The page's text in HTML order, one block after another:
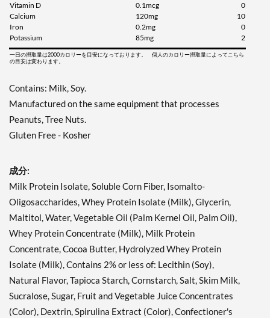
販売価格: C$29.32
ディスカウント％ 63%
カートに入れる »
11/1/26 12 bars
販売価格: C$23.45
ディスカウント％ 71%
Creme 12 bars
販売価格: C$29.32
SALE!
ディスカウント％ 63%
カートに入れる »
Hershey's Cookies 'n'
Creme USE BY 11/1/26 12
bars
販売価格: C$23.45
SALE!
Vitamin D
0.1mcg
0
Calcium
120mg
10
Iron
0.2mg
0
Potassium
85mg 2
一日の摂取量は2000カロリーを目安になっております。 個人のカロリー摂取量によってこちら
の目安は変わります。
Contains: Milk, Soy.
Manufactured on the same equipment that processes
Peanuts, Tree Nuts.
Gluten Free - Kosher
成分:
Milk Protein Isolate, Soluble Corn Fiber, Isomalto-
Oligosaccharides, Whey Protein Isolate (Milk), Glycerin,
Maltitol, Water, Vegetable Oil (Palm Kernel Oil, Palm Oil),
Whey Protein Concentrate (Milk), Milk Protein
Concentrate, Cocoa Butter, Hydrolyzed Whey Protein
Isolate (Milk), Contains 2% or less of: Lecithin (Soy),
Natural Flavor, Tapioca Starch, Cornstarch, Salt, Skim Milk,
Sucralose, Sugar, Fruit and Vegetable Juice Concentrates
(Color), Dextrin, Spirulina Extract (Color), Confectioner's